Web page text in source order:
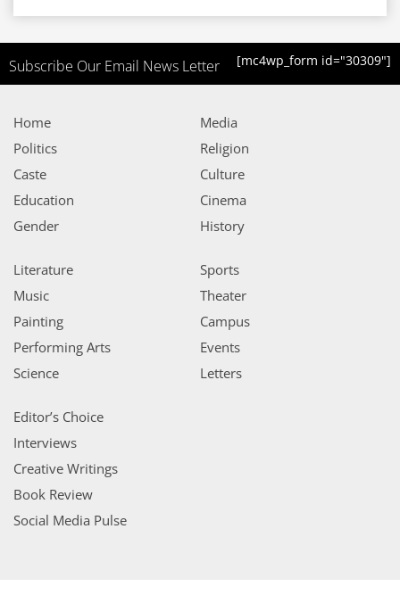
Subscribe Our Email News Letter [mc4wp_form id="30309"]
Home
Politics
Caste
Education
Gender
Media
Religion
Culture
Cinema
History
Literature
Music
Painting
Performing Arts
Science
Sports
Theater
Campus
Events
Letters
Editor’s Choice
Interviews
Creative Writings
Book Review
Social Media Pulse